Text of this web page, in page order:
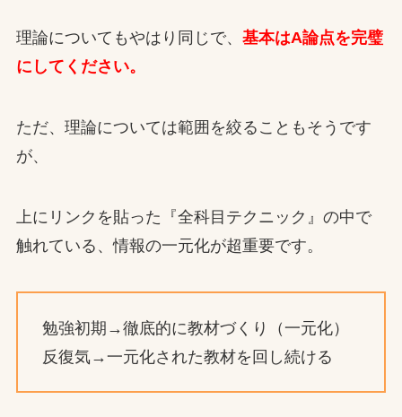
理論についてもやはり同じで、 基本はA論点を完璧
にしてください。
ただ、理論については範囲を絞ることもそうです
が、
上にリンクを貼った『全科目テクニック』の中で
触れている、情報の一元化が超重要です。
勉強初期→徹底的に教材づくり（一元化）
反復気→一元化された教材を回し続ける